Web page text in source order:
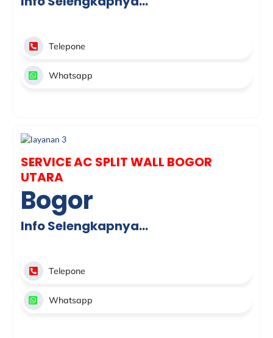
Telepone
Whatsapp
SERVICE AC SPLIT WALL BOGOR
UTARA
Bogor
Info Selengkapnya…
Telepone
Whatsapp